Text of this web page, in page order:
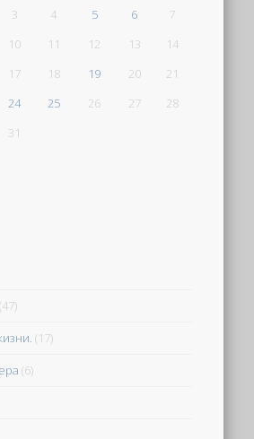
3 4 5 6
7
10 11 12 13
14
17 18 19 20
21
24 25 26 27
28
31
(47)
(17)
(6)